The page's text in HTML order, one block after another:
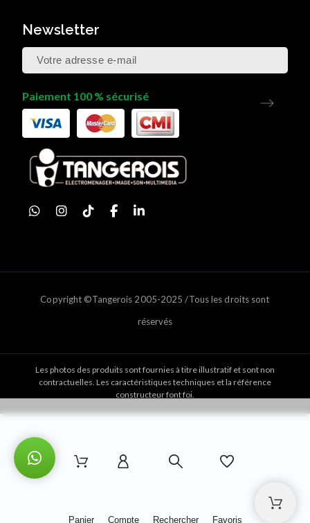
Newsletter
Paiement 100 % sécurisé
Copyright ©Tangerois 2005-2025 /Tous les droits sont
réservés
Les photos des produits sont fournies à titre illustratif et sont non
contractuelles. Les caractéristiques techniques et la référence
constructeur font foi.
Panier Compte Rechercher Favoris